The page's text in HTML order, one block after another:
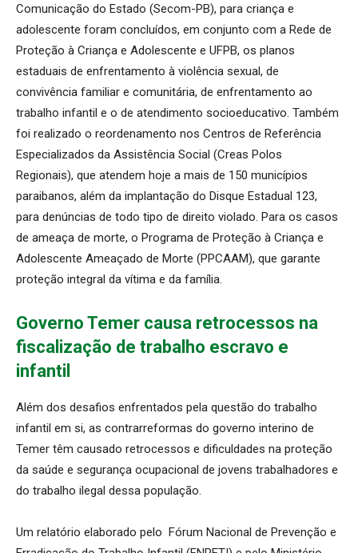
Comunicação do Estado (Secom-PB), para criança e
adolescente foram concluídos, em conjunto com a Rede de
Proteção à Criança e Adolescente e UFPB, os planos
estaduais de enfrentamento à violência sexual, de
convivência familiar e comunitária, de enfrentamento ao
trabalho infantil e o de atendimento socioeducativo. Também
foi realizado o reordenamento nos Centros de Referência
Especializados da Assistência Social (Creas Polos
Regionais), que atendem hoje a mais de 150 municípios
paraibanos, além da implantação do Disque Estadual 123,
para denúncias de todo tipo de direito violado. Para os casos
de ameaça de morte, o Programa de Proteção à Criança e
Adolescente Ameaçado de Morte (PPCAAM), que garante
proteção integral da vítima e da família.
Governo Temer causa retrocessos na
fiscalização de trabalho escravo e
infantil
Além dos desafios enfrentados pela questão do trabalho
infantil em si, as contrarreformas do governo interino de
Temer têm causado retrocessos e dificuldades na proteção
da saúde e segurança ocupacional de jovens trabalhadores e
do trabalho ilegal dessa população.
Um relatório elaborado pelo Fórum Nacional de Prevenção e